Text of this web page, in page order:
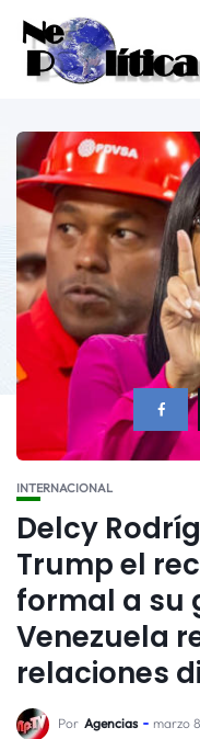
INTERNACIONAL
Delcy
Trump el
formal a su
Venezuela
relaciones
Por Agencias marzo